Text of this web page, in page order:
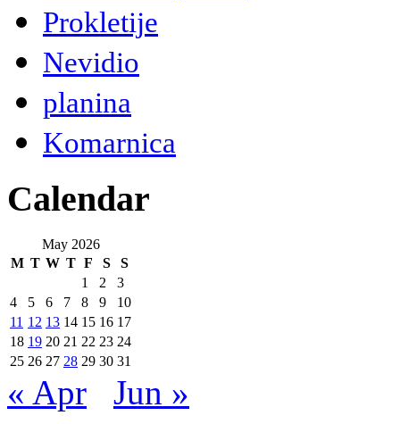
Prokletije
Nevidio
planina
Komarnica
Calendar
May 2026
M T W T F S
S
1
2
3
4
5 6 7 8 9
10
11 12 13 14 15 16 17
18 19 20 21 22 23 24
25 26 27 28 29 30 31
« Apr Jun »